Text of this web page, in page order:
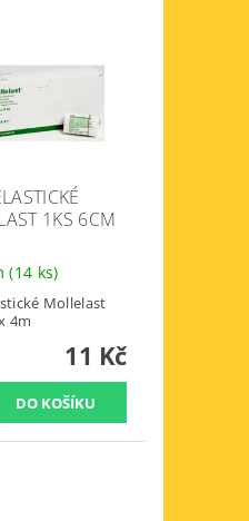
1KS 6CM
(14 ks)
Mollelast
4m
11 Kč